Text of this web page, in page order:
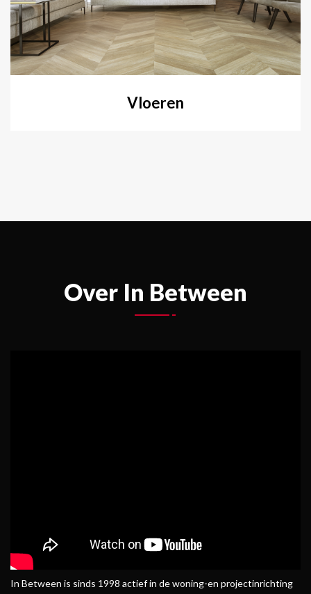
Vloeren
Over In Between
In Between is sinds 1998 actief in de woning-en projectinrichting